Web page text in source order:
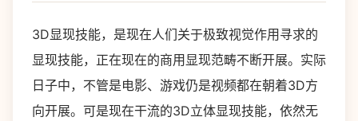
3D显现技能，是现在人们关于极致视觉作用寻求的
显现技能，正在现在的商用显现范畴不断开展。实际
日子中，不管是电影、游戏仍是视频都在朝着3D方
向开展。可是现在干流的3D立体显现技能，依然无